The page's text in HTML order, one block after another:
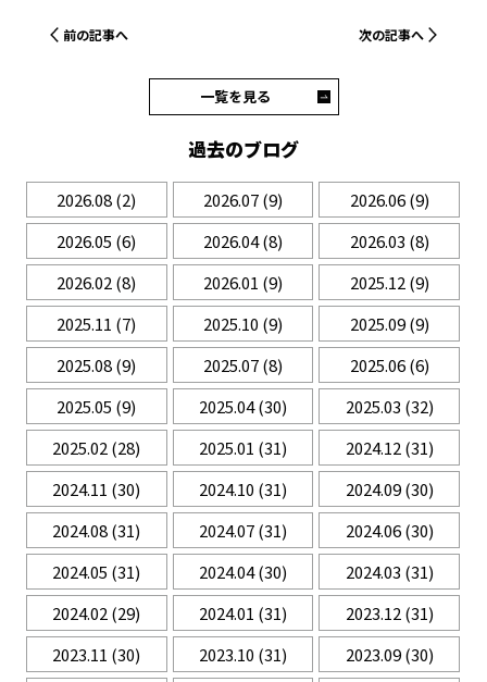
前の記事へ
一覧を見る
次の記事へ
過去のブログ
2026.08(2) 2026.07(9) 2026.06(9)
2026.05 (6) 2026.04(8) 2026.03 (8)
2026.02(8) 2026.01 (9) 2025.12(9)
2025.11 (7) 2025.10 (9) 2025.09(9)
2025.08(9) 2025.07(8) 2025.06(6)
2025.05 (9) 2025.04(30) 2025.03 (32)
2025.02(28) 2025.01 (31) 2024.12(31)
2024.11 (30) 2024.10 (31) 2024.09(30)
2024.08(31) 2024.07(31) 2024.06(30)
2024.05 (31) 2024.04(30) 2024.03 (31)
2024.02(29) 2024.01 (31) 2023.12(31)
2023.11 (30) 2023.10 (31) 2023.09(30)